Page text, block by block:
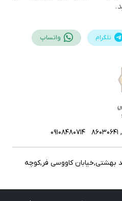
تلگرام واتساپ
09108480714
بهشتی,خیابان کاووسی فر,کوچه